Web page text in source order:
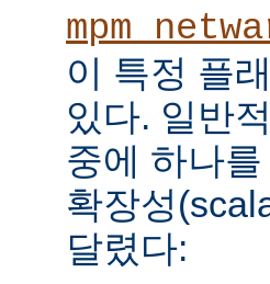
이 특정 플
있다. 일반
중에 하나
확장성
달렸다: